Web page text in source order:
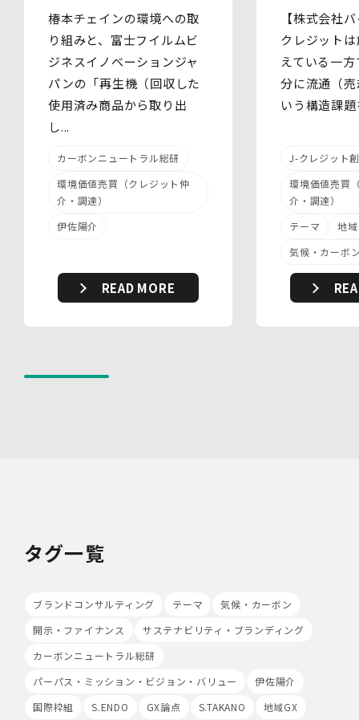
5.委託
当社は、上記利用目的の達成に必要な範囲内において、個
す。個人情報の取扱いを外部に委託する際は、十分な情報
管理水準を確保している委託先を選定するとともに、当該
委託先には必要かつ適切な監督を行います。
6.安全管理措置
従って、個人データ（個人情報保護法第16条第３項により
定義された「個人データ」をいい、以下同様とします。）
を適切に取り扱い、正確かつ最新のものとするよう適切な
また、個人データの漏えい、滅失又は毀損の防止その他の
個人データの保護のため、個人データを適切かつ安全に管
当社は、個人情報を適切に取り扱うため、以下の安全管理
・ 個人情報の取扱状況について定期的な点検及び監査を
す。
・個人データを取り扱う機器、電子媒体及び書類等の盗難
・事務所内外の移動を含め、個人情報を取り扱う機器、電
しないよう措置を実施いたします。
・アクセス制御を実施して、担当者及び取扱う個人情報
データベース等の範囲を限定しています。
の不正アクセス又は不正ソフトウェアから保護する仕組み
椿本チェインの環境への取
り組みと、富士フイルムビ
ジネスイノベーションジャ
パンの「再生機（回収した
使用済み商品から取り出
し...
カーボンニュートラル総研
環境価値売買（クレジット仲
介・調達）
伊佐陽介
READ MORE
【株式会社
クレジット
えている一
分に流通（
いう構造課
J-クレジット
環境価値売買
介・調達）
テーマ
地
気候・カーボ
タグ一覧
ブランドコンサルティング テーマ
気候・カーボン
開示・ファイナンス
サステナビリティ・ブランディング
カーボンニュートラル総研
パーパス・ミッション・ビジョン・バリュー
伊佐陽介
国際枠組
S.ENDO GX論点 S.TAKANO
地域GX